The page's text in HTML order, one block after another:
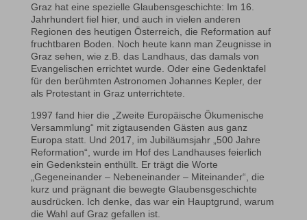
Graz hat eine spezielle Glaubensgeschichte: Im 16.
Jahrhundert fiel hier, und auch in vielen anderen
Regionen des heutigen Österreich, die Reformation auf
fruchtbaren Boden. Noch heute kann man Zeugnisse in
Graz sehen, wie z.B. das Landhaus, das damals von
Evangelischen errichtet wurde. Oder eine Gedenktafel
für den berühmten Astronomen Johannes Kepler, der
als Protestant in Graz unterrichtete.
1997 fand hier die „Zweite Europäische Ökumenische
Versammlung“ mit zigtausenden Gästen aus ganz
Europa statt. Und 2017, im Jubiläumsjahr „500 Jahre
Reformation“, wurde im Hof des Landhauses feierlich
ein Gedenkstein enthüllt. Er trägt die Worte
„Gegeneinander – Nebeneinander – Miteinander“, die
kurz und prägnant die bewegte Glaubensgeschichte
ausdrücken. Ich denke, das war ein Hauptgrund, warum
die Wahl auf Graz gefallen ist.